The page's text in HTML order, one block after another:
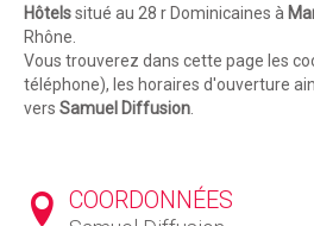
Hôtelssitué au 28 r Dominicaines à
Rhône.
Vous trouverez dans cette page les
téléphone), les horaires d'ouverture
vers Samuel Diffusion.
COORDONNÉES